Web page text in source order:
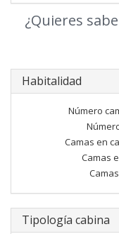
¿Quieres
Habitalidad
Número
Camas en
Camas
Tipología cabina